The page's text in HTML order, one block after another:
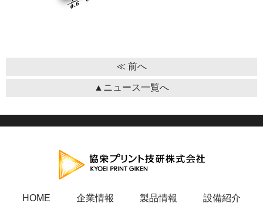
≪ 前へ
▲ニュース一覧へ
HOME 企業情報 製品情報 設備紹介